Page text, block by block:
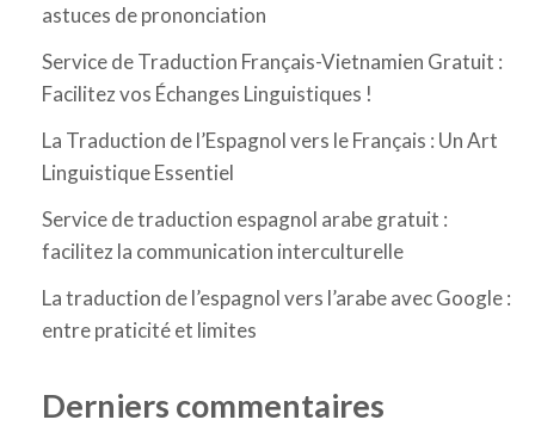
astuces de prononciation
Service de Traduction Français-Vietnamien Gratuit :
Facilitez vos Échanges Linguistiques !
La Traduction de l’Espagnol vers le Français : Un Art
Linguistique Essentiel
Service de traduction espagnol arabe gratuit :
facilitez la communication interculturelle
La traduction de l’espagnol vers l’arabe avec Google :
entre praticité et limites
Derniers commentaires